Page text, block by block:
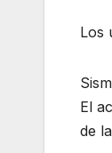
Los
El
de